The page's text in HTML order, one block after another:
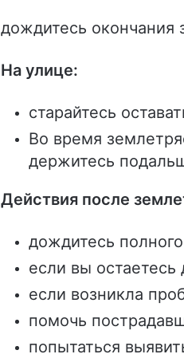
дождитесь
На улице:
старайтесь
Во время
держитесь
Действия после
дождитесь
если вы
если возникла
помочь
попытаться